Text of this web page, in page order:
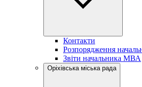
Контакти
Розпорядження
Звіти начальника МВА
Оріхівська міська рада